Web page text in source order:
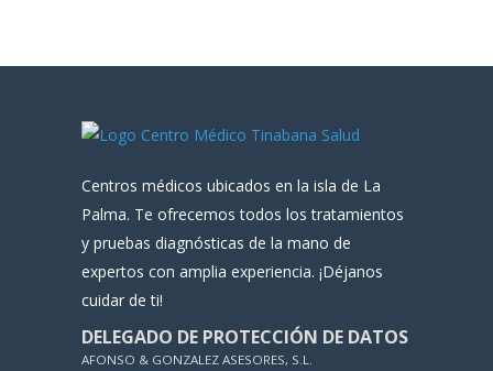
Centros médicos ubicados en la isla de La
Palma. Te ofrecemos todos los tratamientos
y pruebas diagnósticas de la mano de
expertos con amplia experiencia. ¡Déjanos
cuidar de ti!
DELEGADO DE PROTECCIÓN DE DATOS
AFONSO & GONZALEZ ASESORES, S.L.